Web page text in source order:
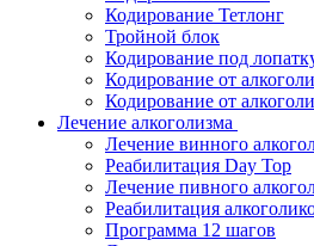
Кодирование Тетлонг
Тройной блок
Кодирование под
Кодирование от
Кодирование от
Лечение алкоголизма
Лечение винного
Реабилитация Day Top
Лечение пивного
Реабилитация
Программа 12 шагов